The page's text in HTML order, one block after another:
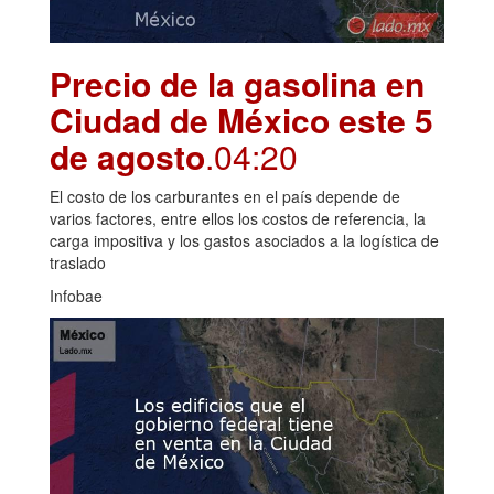
Precio de la gasolina en
Ciudad de México este 5
de agosto.04:20
El costo de los carburantes en el país depende de
varios factores, entre ellos los costos de referencia, la
carga impositiva y los gastos asociados a la logística de
traslado
Infobae